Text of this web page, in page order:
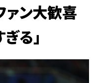
ァン大歓喜
る」